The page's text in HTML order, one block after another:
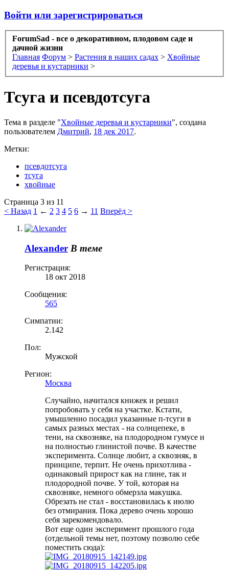
Войти или зарегистрироваться
ForumSad - все о декоративном, плодовом саде и
дачной жизни
Главная Форум > Растения в наших садах > Хвойные
деревья и кустарники >
Тсуга и псевдотсуга
Тема в разделе "Хвойные деревья и кустарники", создана
пользователем Дмитрий, 18 дек 2017.
Метки:
псевдотсуга
тсуга
хвойные
Страница 3 из 11
< Назад 1 ← 2 3 4 5 6 → 11 Вперёд >
Alexander В теме
Регистрация:
18 окт 2018
Сообщения:
565
Симпатии:
2.142
Пол:
Мужской
Регион:
Москва
Случайно, начитался книжек и решил
попробовать у себя на участке. Кстати,
умышленно посадил указанные п-тсуги в
самых разных местах - на солнцепеке, в
тени, на сквозняке, на плодородном гумусе и
на полностью глинистой почве. В качестве
эксперимента. Солнце любит, а сквозняк, в
принципе, терпит. Не очень прихотлива -
одинаковый прирост как на глине, так и
плодородной почве. У той, которая на
сквозняке, немного обмерзла макушка.
Обрезать не стал - восстановилась к июлю
без отмирания. Пока дерево очень хорошо
себя зарекомендовало.
Вот еще один эксперимент прошлого года
(отдельной темы нет, поэтому позволю себе
поместить сюда):